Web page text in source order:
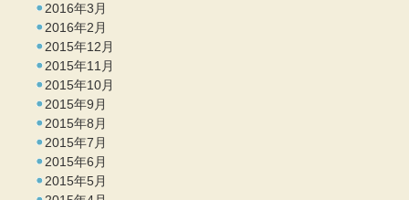
2016年3月
2016年2月
2015年12月
2015年11月
2015年10月
2015年9月
2015年8月
2015年7月
2015年6月
2015年5月